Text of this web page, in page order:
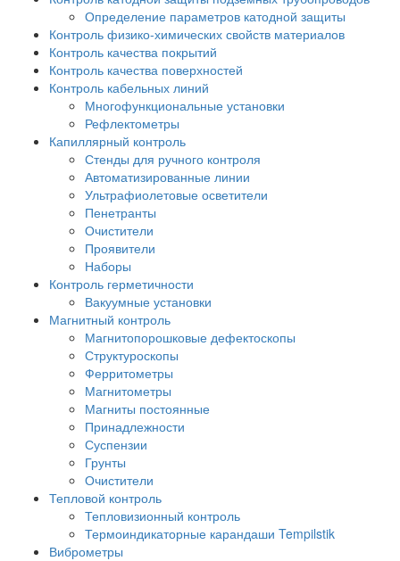
Определение параметров катодной защиты
Контроль физико-химических свойств материалов
Контроль качества покрытий
Контроль качества поверхностей
Контроль кабельных линий
Многофункциональные установки
Рефлектометры
Капиллярный контроль
Стенды для ручного контроля
Автоматизированные линии
Ультрафиолетовые осветители
Пенетранты
Очистители
Проявители
Наборы
Контроль герметичности
Вакуумные установки
Магнитный контроль
Магнитопорошковые дефектоскопы
Структуроскопы
Ферритометры
Магнитометры
Магниты постоянные
Принадлежности
Суспензии
Грунты
Очистители
Тепловой контроль
Тепловизионный контроль
Термоиндикаторные карандаши Tempilstik
Виброметры